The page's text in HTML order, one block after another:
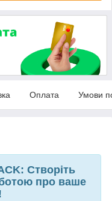
Оплата Умови
Створіть
про ваше